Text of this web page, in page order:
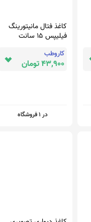
کاغذ فتال مانیتورینگ
فیلیپس 15 سانت
کاروطب
43,900 تومان
در 1 فروشگاه